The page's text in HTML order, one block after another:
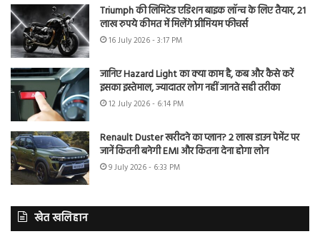
Triumph की लिमिटेड एडिशन बाइक लॉन्च के लिए तैयार, 21
लाख रुपये कीमत में मिलेंगे प्रीमियम फीचर्स
16 July 2026 - 3:17 PM
जानिए Hazard Light का क्या काम है, कब और कैसे करें
इसका इस्तेमाल, ज्यादातर लोग नहीं जानते सही तरीका
12 July 2026 - 6:14 PM
Renault Duster खरीदने का प्लान? 2 लाख डाउन पेमेंट पर
जानें कितनी बनेगी EMI और कितना देना होगा लोन
9 July 2026 - 6:33 PM
खेत खलिहान